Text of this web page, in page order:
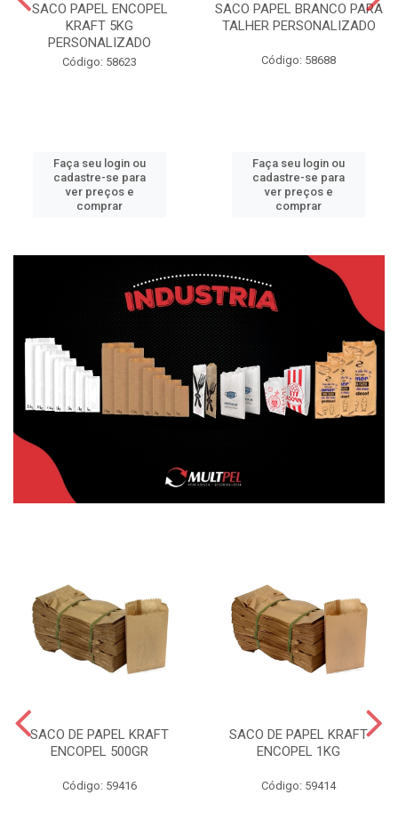
SACO PAPEL ENCOPEL
KRAFT 5KG
PERSONALIZADO
Código: 58623
Faça seu login ou
cadastre-se para
ver preços e
comprar
SACO PAPEL BRANCO PARA
TALHER PERSONALIZADO
Código: 58688
Faça seu login ou
cadastre-se para
ver preços e
comprar
SACO DE PAPEL KRAFT
ENCOPEL 500GR
Código: 59416
SACO DE PAPEL KRAFT
ENCOPEL 1KG
Código: 59414